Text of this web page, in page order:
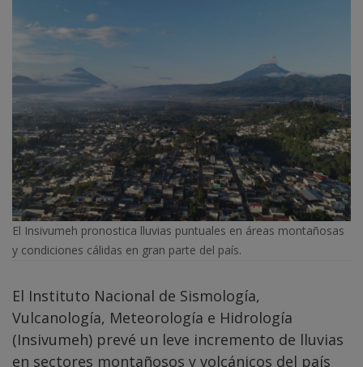
El Insivumeh pronostica lluvias puntuales en áreas montañosas
y condiciones cálidas en gran parte del país.
El Instituto Nacional de Sismología,
Vulcanología, Meteorología e Hidrología
(Insivumeh) prevé un leve incremento de lluvias
en sectores montañosos y volcánicos del país